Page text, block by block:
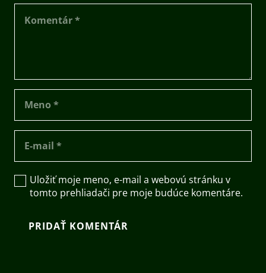
Uložiť moje meno, e-mail a webovú stránku v
tomto prehliadači pre moje budúce komentáre.
PRIDAŤ KOMENTÁR